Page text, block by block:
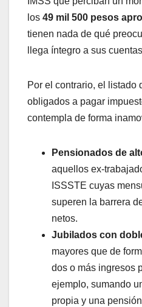
los 49 mil 500 pesos
tienen nada de qué
llega íntegro a sus
Por el contrario, el listado
obligados a pagar
contempla de forma
Pensionados de
aquellos ex-
ISSSTE cuyas
superen la barrera
netos.
Jubilados con
mayores que de
dos o más ingresos
ejemplo, sumando
propia y una